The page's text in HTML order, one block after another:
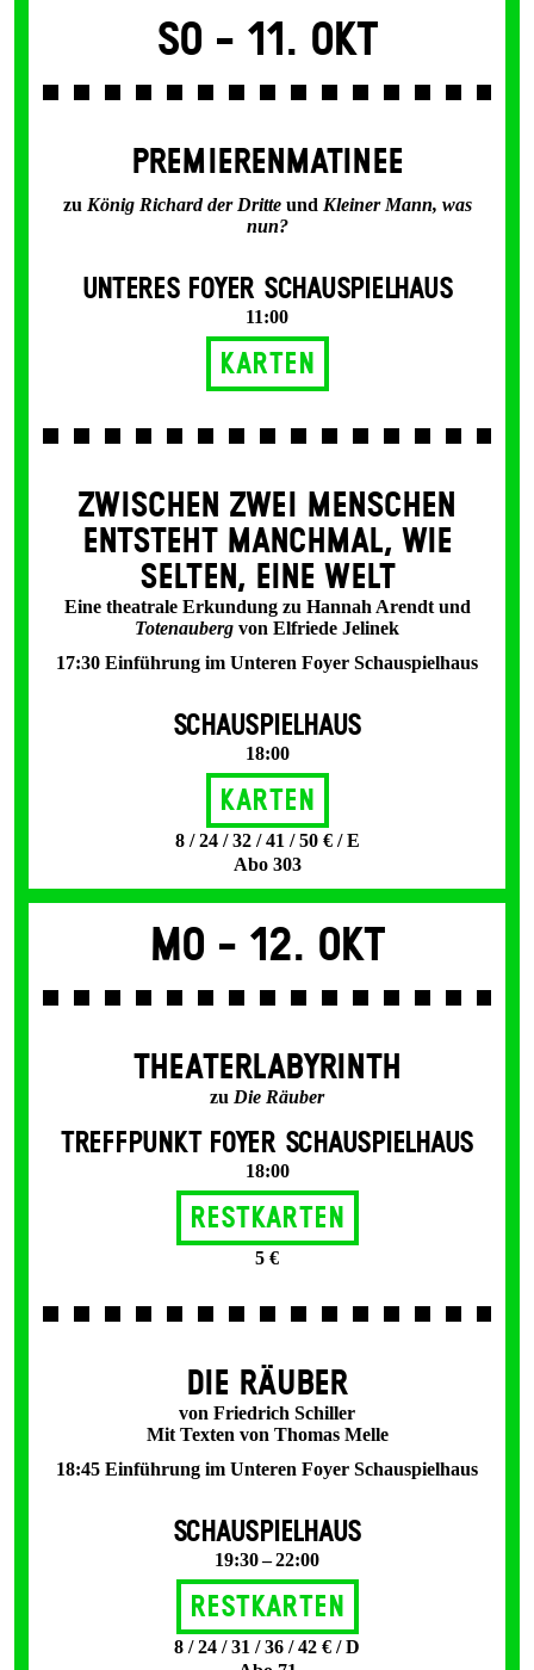
So - 11. Okt
PREMIERENMATINEE
zu König Richard der Dritte und Kleiner Mann, was
nun?
UNTERES FOYER SCHAUSPIELHAUS
11:00
Karten
ZWISCHEN ZWEI MENSCHEN
ENT­STEHT MANCH­MAL, WIE
SELTEN, EINE WELT
Eine theatrale Erkundung zu Hannah Arendt und
Totenauberg von Elfriede Jelinek
17:30 Einführung im Unteren Foyer Schauspielhaus
SCHAUSPIELHAUS
18:00
Karten
8 / 24 / 32 / 41 / 50 € / E
Abo 303
Mo - 12. Okt
THEATERLABYRINTH
zu Die Räuber
TREFFPUNKT FOYER SCHAUSPIELHAUS
18:00
Restkarten
5 €
DIE RÄUBER
von Friedrich Schiller
Mit Texten von Thomas Melle
18:45 Einführung im Unteren Foyer Schauspielhaus
SCHAUSPIELHAUS
19:30 – 22:00
Restkarten
8 / 24 / 31 / 36 / 42 € / D